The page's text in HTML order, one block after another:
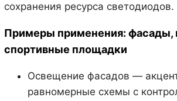
сохранения ресурса светодиодов.
Примеры применения: фасады,
спортивные площадки
Освещение фасадов —
равномерные схемы с